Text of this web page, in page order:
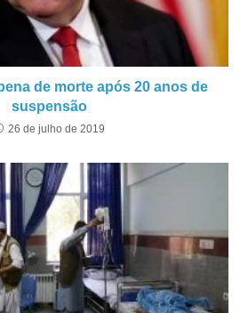
de morte após 20 anos de
suspensão
26 de julho de 2019